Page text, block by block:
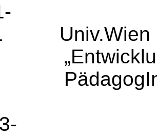
Univ.Wien